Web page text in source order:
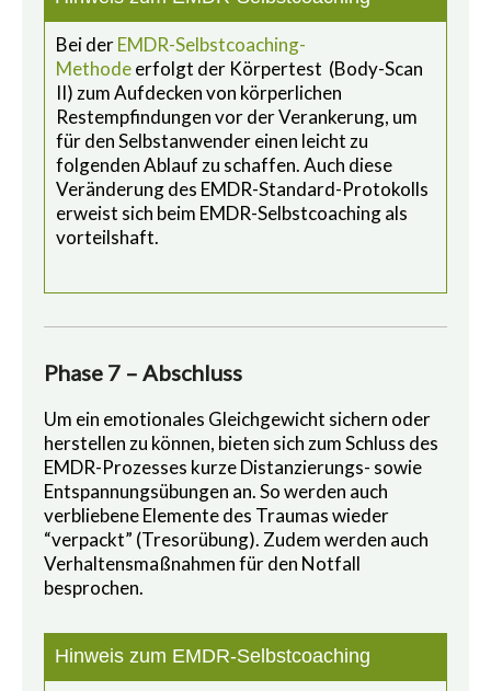
Bei derEMDR-Selbstcoaching-
Methodeerfolgt der Körpertest (Body-Scan
II) zum Aufdecken von körperlichen
Restempfindungen vor der Verankerung, um
für den Selbstanwender einen leicht zu
folgenden Ablauf zu schaffen. Auch diese
Veränderung des EMDR-Standard-Protokolls
erweist sich beim EMDR-Selbstcoaching als
vorteilshaft.
Phase 7 – Abschluss
Um ein emotionales Gleichgewicht sichern oder
herstellen zu können, bieten sich zum Schluss des
EMDR-Prozesses kurze Distanzierungs- sowie
Entspannungsübungen an. So werden auch
verbliebene Elemente des Traumas wieder
“verpackt” (Tresorübung). Zudem werden auch
Verhaltensmaßnahmen für den Notfall
besprochen.
Hinweis zum EMDR-Selbstcoaching